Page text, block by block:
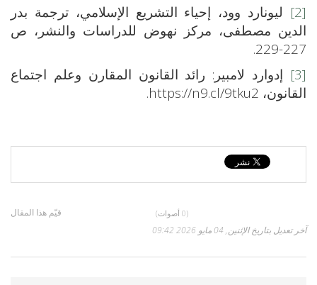
[2]
ليونارد وود، إحياء التشريع الإسلامي، ترجمة بدر
الدين مصطفى، مركز نهوض للدراسات والنشر، ص
227-229.
[3]
إدوارد لامبير: رائد القانون المقارن وعلم اجتماع
القانون، https://n9.cl/9tku2.
قيّم هذا المقال (0 أصوات)
آخر تعديل بتاريخ الإثنين, 04 مايو 2026 09:42